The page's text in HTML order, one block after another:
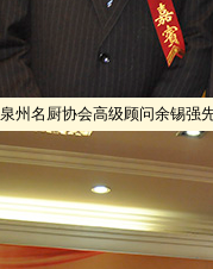
泉州名厨协会高级顾问余锡强